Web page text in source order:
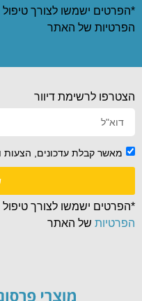
*הפרטים ישמשו לצורך
הפרטיות של האתר
הצטרפו לרשימת דיוור
מאשר קבלת עדכונים, הצעות
*הפרטים ישמשו לצורך
הפרטיות של האתר